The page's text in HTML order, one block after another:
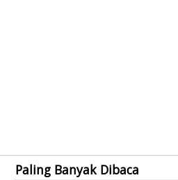
Paling Banyak Dibaca